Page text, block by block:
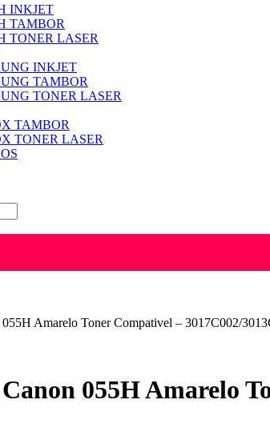
INKJET
TAMBOR
TONER LASER
INKJET
TAMBOR
TONER LASER
TAMBOR
TONER LASER
Amarelo Toner Compativel – 3017C002/
055H Amarelo